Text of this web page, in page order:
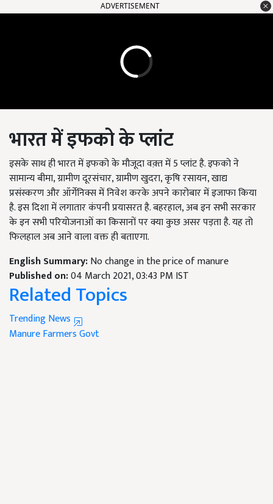
ADVERTISEMENT
भारत में इफको के प्लांट
इसके साथ ही भारत में इफको के मौजूदा वक़्त में 5 प्लांट है. इफको ने
सामान्य बीमा, ग्रामीण दूरसंचार, ग्रामीण खुदरा, कृषि रसायन, खाद्य
प्रसंस्करण और ऑर्गेनिक्स में निवेश करके अपने कारोबार में इजाफा किया
है. इस दिशा में लगातार कंपनी प्रयासरत है. बहरहाल, अब इन सभी सरकार
के इन सभी परियोजनाओं का किसानों पर क्या कुछ असर पड़ता है. यह तो
फिलहाल अब आने वाला वक्त ही बताएगा.
English Summary:No change in the price of manure
Published on:04 March 2021, 03:43 PM IST
Related Topics
Trending News
ManureFarmersGovt